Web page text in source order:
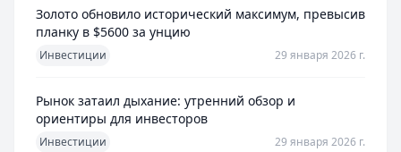
Золото обновило исторический максимум, превысив
планку в $5600 за унцию
Инвестиции 29 января 2026 г.
Рынок затаил дыхание: утренний обзор и
ориентиры для инвесторов
Инвестиции 29 января 2026 г.